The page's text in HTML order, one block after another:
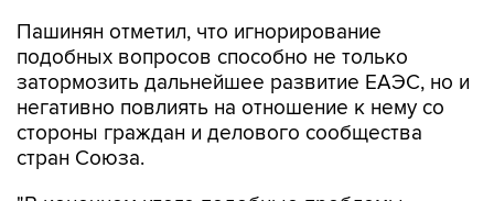
Пашинян отметил, что игнорирование
подобных вопросов способно не только
затормозить дальнейшее развитие ЕАЭС, но и
негативно повлиять на отношение к нему со
стороны граждан и делового сообщества
стран Союза.